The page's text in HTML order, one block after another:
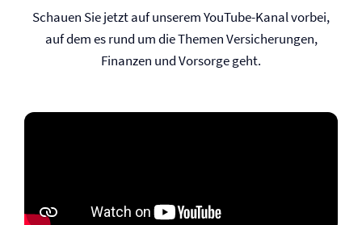
Schauen Sie jetzt auf unserem YouTube-Kanal vorbei,
auf dem es rund um die Themen Versicherungen,
Finanzen und Vorsorge geht.